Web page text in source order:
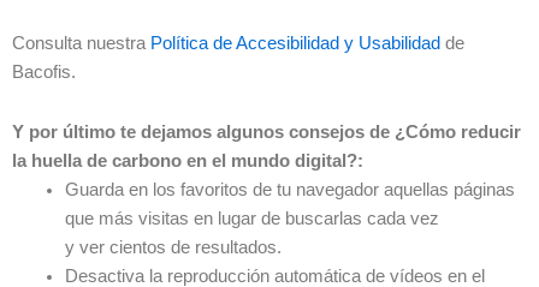
Consulta nuestra Política de Accesibilidad y Usabilidad de
Bacofis.
Y por último te dejamos algunos consejos de ¿Cómo reducir
la huella de carbono en el mundo digital?:
Guarda en los favoritos de tu navegador aquellas páginas
que más visitas en lugar de buscarlas cada vez
y ver cientos de resultados.
Desactiva la reproducción automática de vídeos en el